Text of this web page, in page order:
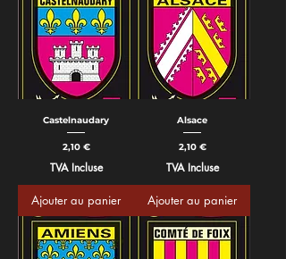
Castelnaudary
Prix
2,10 €
TVA Incluse
Ajouter au panier
Alsace
Prix
2,10 €
TVA Incluse
Ajouter au panier